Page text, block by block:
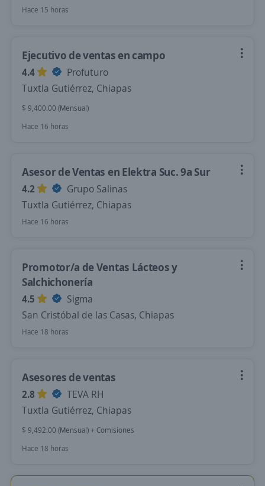
Hace 15 horas
Ejecutivo de ventas en campo
4.4
Profuturo
Tuxtla Gutiérrez, Chiapas
$ 9,400.00 (Mensual)
Hace 16 horas
Asesor de Ventas en Elektra Suc. 9a Sur
4.2
Grupo Salinas
Tuxtla Gutiérrez, Chiapas
Hace 16 horas
Promotor/a de Ventas Lácteos y
Salchichonería
4.5
Sigma
San Cristóbal de las Casas, Chiapas
Hace 18 horas
Asesores de ventas
2.8
TEVA RH
Tuxtla Gutiérrez, Chiapas
$ 9,492.00 (Mensual) + Comisiones
Hace 18 horas